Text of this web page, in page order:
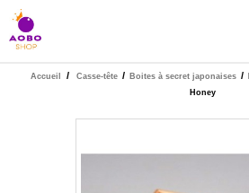
Accueil / Casse-tête / Boites à secret japonaises /
Honey